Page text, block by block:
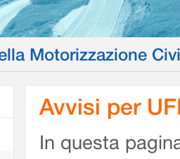
Motorizzazione
Avvisi per
In questa